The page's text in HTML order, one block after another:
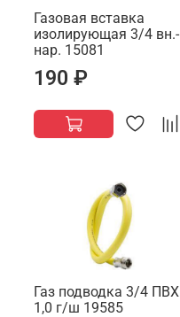
Газовая вставка
изолирующая 3/4 вн.-
нар. 15081
190 ₽
Газ подводка 3/4 ПВХ
1,0 г/ш 19585